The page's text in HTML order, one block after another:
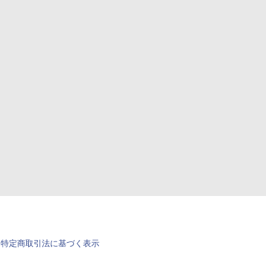
特定商取引法に基づく表示